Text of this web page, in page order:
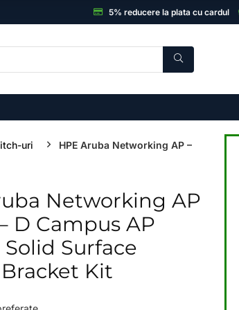
5% reducere la plata cu cardul
uri
HPE Aruba Networking AP –
Networking AP
D Campus AP
Surface
Kit
- 14%